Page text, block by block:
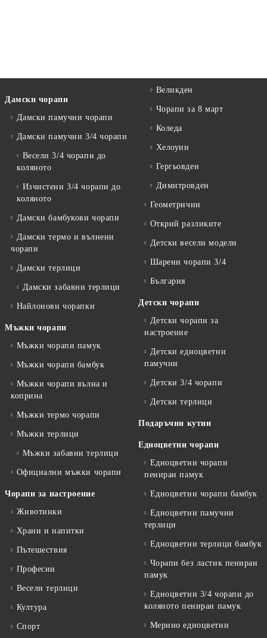
Дамски чорапи
Дамски памучни чорапи
Дамски памучни 3/4 чорапи
Весели 3/4 чорапи до
коляното
Изчистени 3/4 чорапи до
коляното
Дамски бамбукови чорапи
Дамски термо и вълнени
чорапи
Дамски терлици
Дамски забавни терлици
Найлонови чорапки
Мъжки чорапи
Мъжки чорапи памук
Мъжки чорапи бамбук
Мъжки чорапи вълна и
коприна
Мъжки термо чорапи
Мъжки терлици
Мъжки забавни терлици
Официални мъжки чорапи
Чорапи за настроение
Животинки
Храни и напитки
Пътешествия
Професии
Весели терлици
Култура
Спорт
Великден
Чорапи за 8 март
Коледа
Хелоуин
Гергьовден
Димитровден
Геометрични
Открий разликите
Детски весели модели
Шарени чорапи 3/4
България
Детски чорапи
Детски чорапи за
настроение
Детски едноцветни
памучни
Детски 3/4 чорапи
Детски терлици
Подаръчни кутии
Едноцветни чорапи
Едноцветни чорапи
пениран памук
Едноцветни чорапи бамбук
Едноцветни памучни
терлици
Едноцветни терлици бамбук
Чорапи без ластик пениран
памук
Едноцветни 3/4 чорапи до
коляното пениран памук
Мерино едноцветни